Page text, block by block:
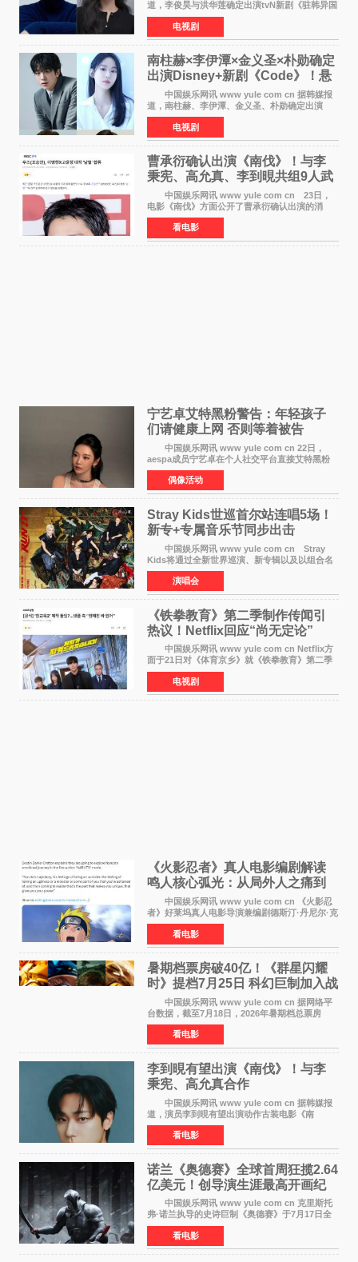
道，李俊昊与洪华莲确定出演tvN新剧《驻韩异国
大使馆》，分别担任男女主角，引发期待。
该剧讲述了一位因管理驻韩异国大使馆（负责管
理居住在大韩
电视剧
南柱赫×李伊潭×金义圣×朴勋确定
出演Disney+新剧《Code》！悬
疑犯罪惊悚明年上线
中国娱乐网讯 www yule com cn 据韩媒报
道，南柱赫、李伊潭、金义圣、朴勋确定出演
Disney+新剧《Code》，该剧预计将于明年播
出，引发高度关注。 本剧改编自同名人气台
剧，讲述了一位往来
电视剧
曹承衍确认出演《南伐》！与李
秉宪、高允真、李到晛共组9人武
士团
中国娱乐网讯 www yule com cn 23日，
电影《南伐》方面公开了曹承衍确认出演的消
息。通过歌手活动展现出独特色彩的曹承衍将在
片中饰演拥有出色弓箭技术的弓箭手，他将在这
一历史动作大片中展
看电影
宁艺卓艾特黑粉警告：年轻孩子
们​请健康上网 否则等着被告
中国娱乐网讯 www yule com cn 22日，
aespa成员宁艺卓在个人社交平台直接艾特黑粉
账号，正面喊话回应长期以来的恶意攻击，引发
广泛关注。 宁艺卓在文中表示，自己早已注
意到部分网友持续
偶像活动
Stray Kids世巡首尔站连唱5场！
新专+专属音乐节同步出击
中国娱乐网讯 www yule com cn Stray
Kids将通过全新世界巡演、新专辑以及以组合名
义打造的专属音乐节等一系列全球活动，开启事
业发展的全新篇章。 Stray Kids将于7月25日
至26日、29日
演唱会
《铁拳教育》第二季制作传闻引
热议！Netflix回应“尚无定论”
中国娱乐网讯 www yule com cn Netflix方
面于21日对《体育京乡》就《铁拳教育》第二季
制作传闻划清界限，表示尚无定论。然而，业界
却有传闻称已就《铁拳教育》第二季的制作展开
了讨论——《
电视剧
《火影忍者》真人电影编剧解读
鸣人核心弧光：从局外人之痛到
自我觉醒
中国娱乐网讯 www yule com cn 《火影忍
者》好莱坞真人电影导演兼编剧德斯汀·丹尼尔·克
雷顿近日在采访中分享了对主角鸣人成长弧光的
理解，透露电影将深入探索鸣人作为局外人的情
感历程。
看电影
暑期档票房破40亿！《群星闪耀
时》提档7月25日 科幻巨制加入战
中国娱乐网讯 www yule com cn 据网络平
台数据，截至7月18日，2026年暑期档总票房
（含预售）已正式突破40亿元大关，年度总票房
也随之逼近197亿元。超百部中外佳片同台竞技，
点燃了盛夏的电
看电影
李到晛有望出演《南伐》！与李
秉宪、高允真合作
中国娱乐网讯 www yule com cn 据韩媒报
道，演员李到晛有望出演动作古装电影《南
伐》，与李秉宪、高允真合作，引发关注。
该片为动作古装片，讲述朝鲜初期，为了解救被
倭寇绑走的俘虏，9
看电影
诺兰《奥德赛》全球首周狂揽2.64
亿美元！创导演生涯最高开画纪
中国娱乐网讯 www yule com cn 克里斯托
弗·诺兰执导的史诗巨制《奥德赛》于7月17日全
球上映，首周末票房表现远超预期——北美首周
三天粗报1 245亿美元（开画3919馆），全球首周
2 641亿美元
看电影